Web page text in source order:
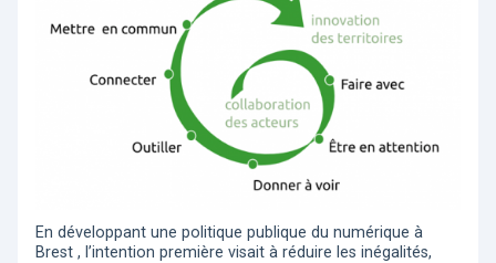
En développant une politique publique du numérique à
Brest , l’intention première visait à réduire les inégalités,